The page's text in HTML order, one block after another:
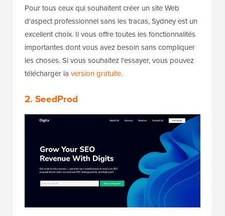
Pour tous ceux qui souhaitent créer un site Web
d'aspect professionnel sans les tracas, Sydney est un
excellent choix. Il vous offre toutes les fonctionnalités
importantes dont vous avez besoin sans compliquer
les choses. Si vous souhaitez l'essayer, vous pouvez
télécharger la version gratuite.
2. SeedProd